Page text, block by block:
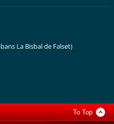
La Bisbal de Falset)
To Top